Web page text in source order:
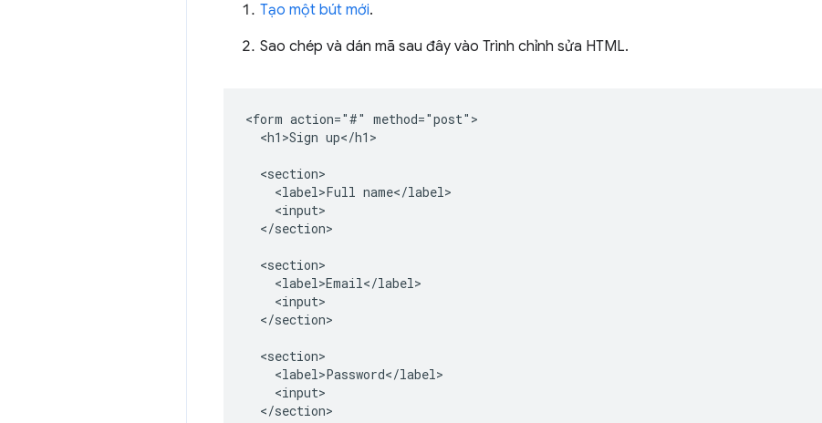
Tạo một bút mới.
Sao chép và dán mã sau đây vào Trình chỉnh sửa HTML.
<form action="#" method="post">
  <h1>Sign up</h1>
  <section>
    <label>Full name</label>
    <input>
  </section>
  <section>
    <label>Email</label>
    <input>
  </section>
  <section>
    <label>Password</label>
    <input>
  </section>